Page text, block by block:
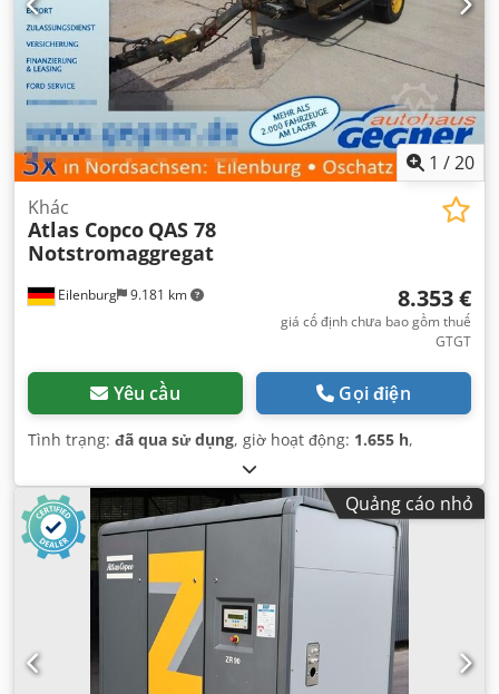
1 /20
Eilenburg 9.181 km
Khác
Atlas Copco QAS 78
Notstromaggregat
8.353 €
giá cố định chưa bao gồm thuế
GTGT
Yêu cầu Gọi điện
Tình trạng: đã qua sử dụng, giờ hoạt động: 1.655 h,
Quảng cáo nhỏ